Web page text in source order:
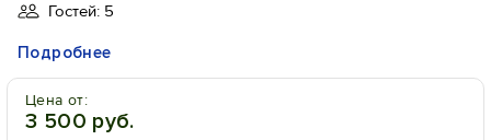
Гостей: 5
Подробнее
Цена от:
3 500 руб.